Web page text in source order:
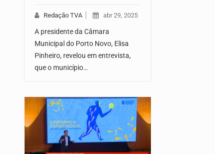
Redação TVA abr 29, 2025
A presidente da Câmara
Municipal do Porto Novo, Elisa
Pinheiro, revelou em entrevista,
que o município…